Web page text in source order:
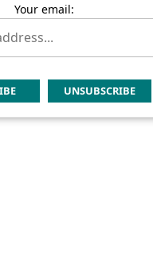
Your email: